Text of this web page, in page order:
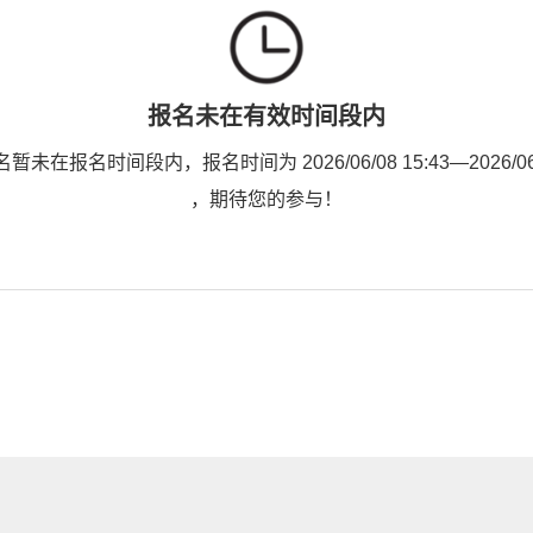
报名未在有效时间段内
暂未在报名时间段内，报名时间为 2026/06/08 15:43—2026/
，期待您的参与！